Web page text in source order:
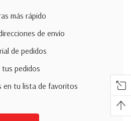
más rápido
de envío
de pedidos
pedidos
en tu lista de favoritos